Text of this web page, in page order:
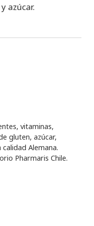
azúcar.
vitaminas,
gluten, azúcar,
Alemana.
Pharmaris Chile.